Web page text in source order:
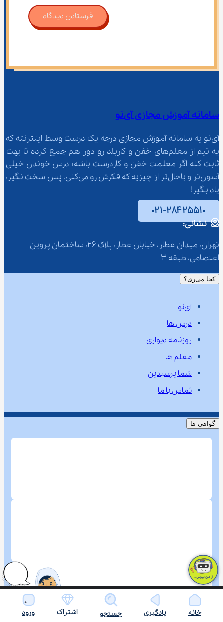
فرستادن دیدگاه
سامانه آموزش مجازی آی‌نو
آی‌نو یه سامانه آموزش مجازی درجه یک درست وسط اینترنته که
یه تیم از معلم‌‌های خفن و کاربلد رو دور هم جمع کرده تا بهت
ثابت کنه اگر معلمت خفن و کاردرست باشه؛ درس خوندن خیلی
آسون‌تر و باحال‌تر از چیزیه که فکرش رو می‌کنی. پس سخت نگیر،
یاد بگیر!
۰۲۱-۲۸۴۲۵۵۱۰
نشانی:
تهران، میدان عطار، خیابان عطار، پلاک 26، ساختمان پروین
اعتصامی، طبقه 3
کجا می‌ری؟
آی‌نو
درس ها
روزنامه دیواری
معلم ها
شما پرسیدین
تماس با ما
گواهی ها
خانه یادگیری جستجو اشتراک ورود